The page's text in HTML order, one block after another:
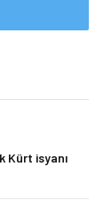
Kürt isyanı